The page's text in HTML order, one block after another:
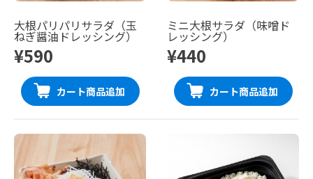
大根パリパリサラダ（玉
ねぎ醤油ドレッシング）
¥590
カート商品追加
ミニ大根サラダ（味噌ド
レッシング）
¥440
カート商品追加